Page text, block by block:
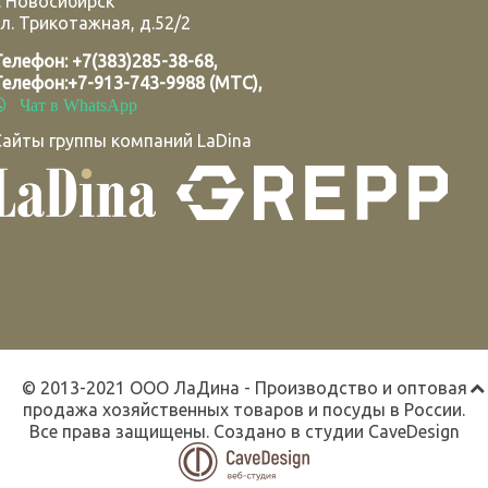
Трикотажная, д.52/2
+7(383)285-38-68,
+7-913-743-9988 (МТС),
Чат в WhatsApp
группы компаний LaDina
© 2013-2021 ООО ЛаДина - Производство и оптовая
продажа хозяйственных товаров и посуды в России.
Все права защищены. Создано в студии CaveDesign